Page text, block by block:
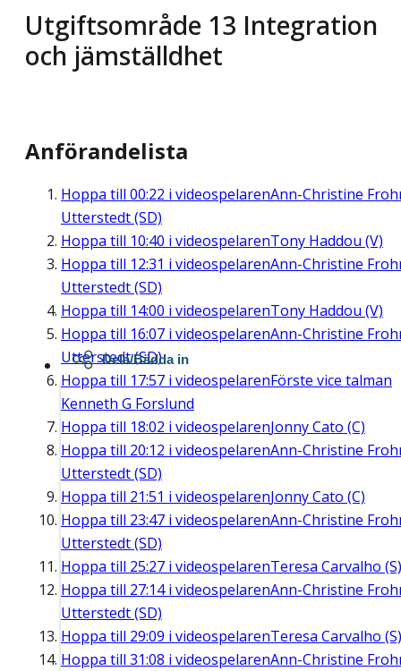
Utgiftsområde 13 Integration
och jämställdhet
Anförandelista
Hoppa till 00:22 i videospelarenAnn-Christine
Utterstedt (SD)
Hoppa till 10:40 i videospelarenTony Haddou (V)
Hoppa till 12:31 i videospelarenAnn-Christine
Utterstedt (SD)
Hoppa till 14:00 i videospelarenTony Haddou (V)
Hoppa till 16:07 i videospelarenAnn-Christine
Utterstedt (SD)
Hoppa till 17:57 i videospelarenFörste vice talman
Kenneth G Forslund
Hoppa till 18:02 i videospelarenJonny Cato (C)
Hoppa till 20:12 i videospelarenAnn-Christine
Utterstedt (SD)
Hoppa till 21:51 i videospelarenJonny Cato (C)
Hoppa till 23:47 i videospelarenAnn-Christine
Utterstedt (SD)
Hoppa till 25:27 i videospelarenTeresa Carvalho (S)
Hoppa till 27:14i videospelarenAnn-Christine
Utterstedt (SD)
Hoppa till 29:09 i videospelarenTeresa Carvalho (S)
Hoppa till 31:08 i videospelarenAnn-Christine
Dela/Bädda in